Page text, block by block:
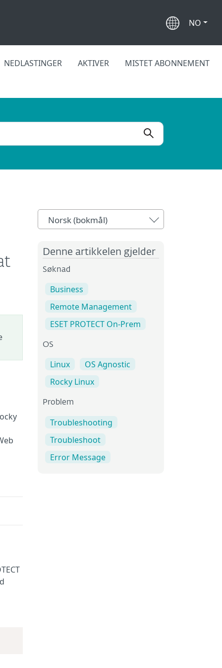
NO
NEDLASTINGER AKTIVER MISTET ABONNEMENT
Norsk (bokmål)
Denne artikkelen gjelder
Søknad
Business
Remote Management
ESET PROTECT On-Prem
OS
Linux
OS Agnostic
Rocky Linux
Problem
Troubleshooting
Troubleshoot
Error Message